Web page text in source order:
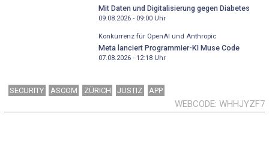
Mit Daten und Digitalisierung gegen Diabetes
09.08.2026 - 09:00Uhr
Konkurrenz für OpenAI und Anthropic
Meta lanciert Programmier-KI Muse Code
07.08.2026 - 12:18Uhr
SECURITY ASCOM ZÜRICH JUSTIZ APP
WEBCODE WHHJYZF7